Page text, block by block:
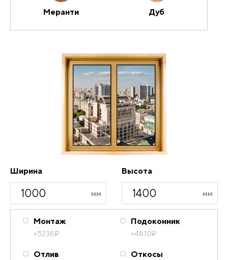
Меранти Дуб
Ширина Высота
Монтаж
+5238₽
Подоконник
+4810₽
Отлив Откосы